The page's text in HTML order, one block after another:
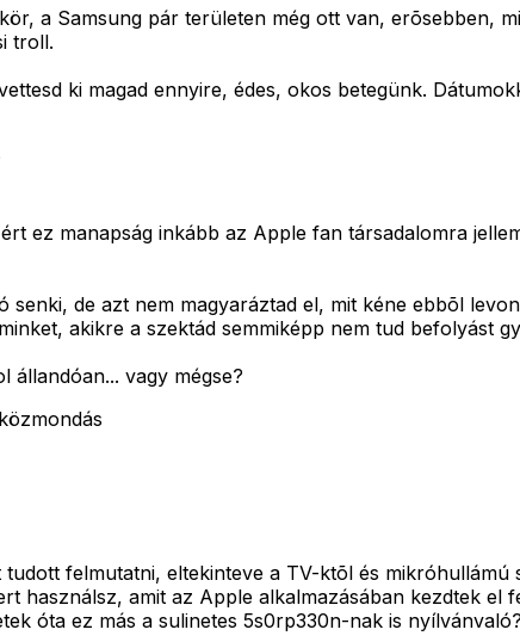
a Samsung pár területen még ott van, erõsebben,
troll.
ki magad ennyire, édes, okos betegünk.
ez manapság inkább az Apple fan társadalomra
de azt nem magyaráztad el, mit kéne ebbõl
akikre a szektád semmiképp nem tud befolyást
állandóan... vagy mégse?
felmutatni, eltekinteve a TV-ktõl és mikróhullámú
használsz, amit az Apple alkalmazásában kezdtek el
óta ez más a sulinetes 5s0rp330n-nak is